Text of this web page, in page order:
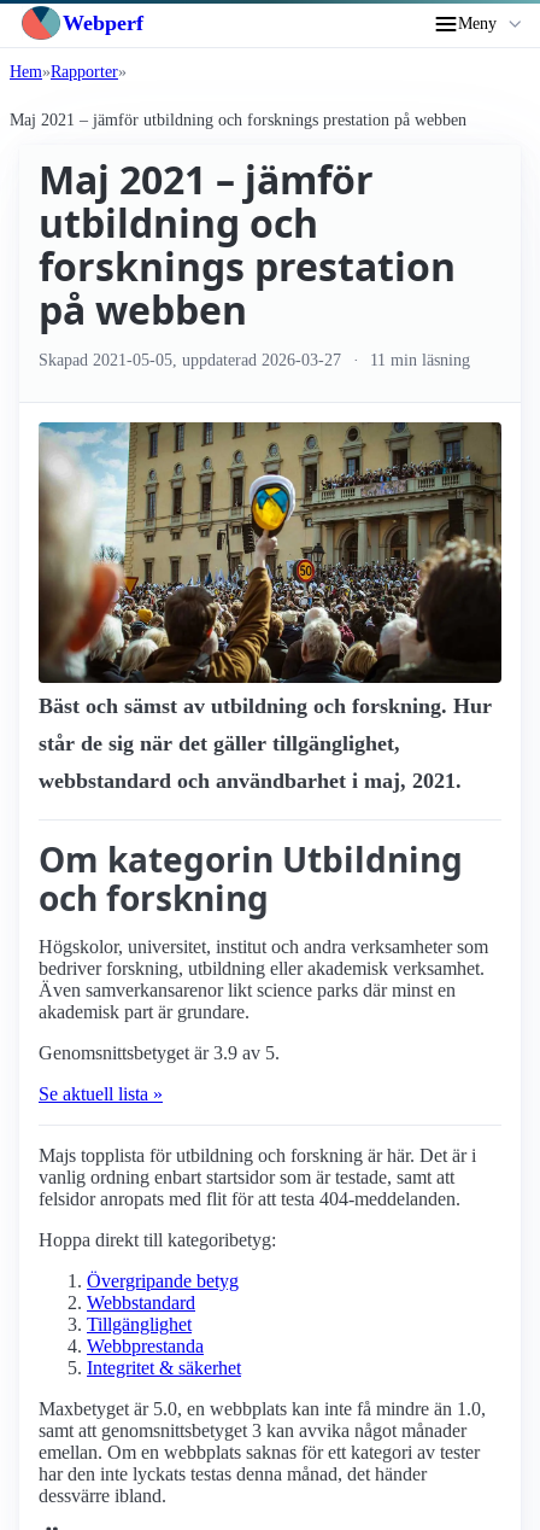
Webperf Meny
Hem Rapporter
Maj 2021 – jämför utbildning och forsknings prestation på webben
Maj 2021 – jämför
utbildning och
forsknings prestation
på webben
Skapad 2021-05-05 , uppdaterad 2026-03-27 11 min läsning
Bäst och sämst av utbildning och forskning. Hur
står de sig när det gäller tillgänglighet,
webbstandard och användbarhet i maj, 2021.
Om kategorin Utbildning
och forskning
Högskolor, universitet, institut och andra verksamheter som
bedriver forskning, utbildning eller akademisk verksamhet.
Även samverkans­arenor likt science parks där minst en
akademisk part är grundare.
Genomsnittsbetyget är 3.9 av 5.
Se aktuell lista »
Majs topplista för utbildning och forskning är här. Det är i
vanlig ordning enbart startsidor som är testade, samt att
felsidor anropats med flit för att testa 404-meddelanden.
Hoppa direkt till kategoribetyg:
Övergripande betyg
Webbstandard
Tillgänglighet
Webbprestanda
Integritet & säkerhet
Maxbetyget är 5.0, en webbplats kan inte få mindre än 1.0,
samt att genomsnittsbetyget 3 kan avvika något månader
emellan. Om en webbplats saknas för ett kategori av tester
har den inte lyckats testas denna månad, det händer
dessvärre ibland.